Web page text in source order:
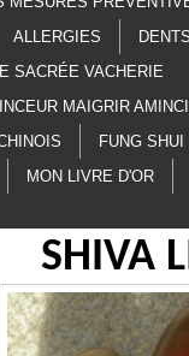
ALLERGIES
SACRÉE VACHERIE
MAIGRIR
FUNG SHUI
MON LIVRE D'OR
SHIVA